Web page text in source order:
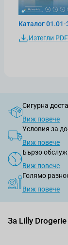
Каталог
Изтегли PDF
Сигурна
Виж повече
Условия за
Виж повече
Бързо
Виж повече
Голямо
Виж повече
За Lilly Drogerie